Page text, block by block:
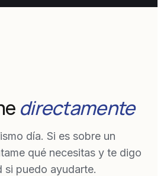
directamente
día. Si es sobre un
qué necesitas y te digo
si puedo ayudarte.